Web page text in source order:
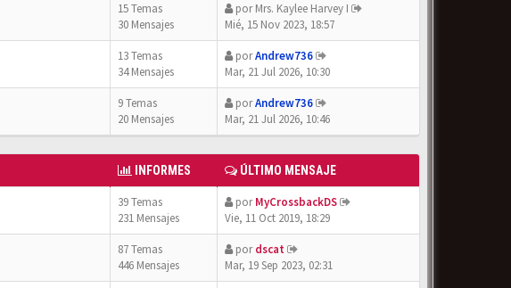
15 Temas
30 Mensajes
porMrs. Kaylee Harvey I
Mié, 15 Nov 2023, 18:57
13 Temas
34 Mensajes
porAndrew736
Mar, 21 Jul 2026, 10:30
9 Temas
20 Mensajes
porAndrew736
Mar, 21 Jul 2026, 10:46
INFORMES ÚLTIMO MENSAJE
39 Temas
231 Mensajes
porMyCrossbackDS
Vie, 11 Oct 2019, 18:29
87 Temas
446 Mensajes
pordscat
Mar, 19 Sep 2023, 02:31